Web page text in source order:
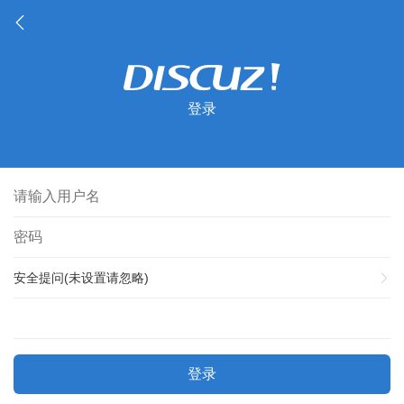
登录
安全提问(未设置请忽略)
登录